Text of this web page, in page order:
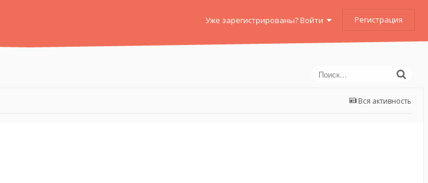
Уже зарегистрированы? Войти Регистрация
Вся активность